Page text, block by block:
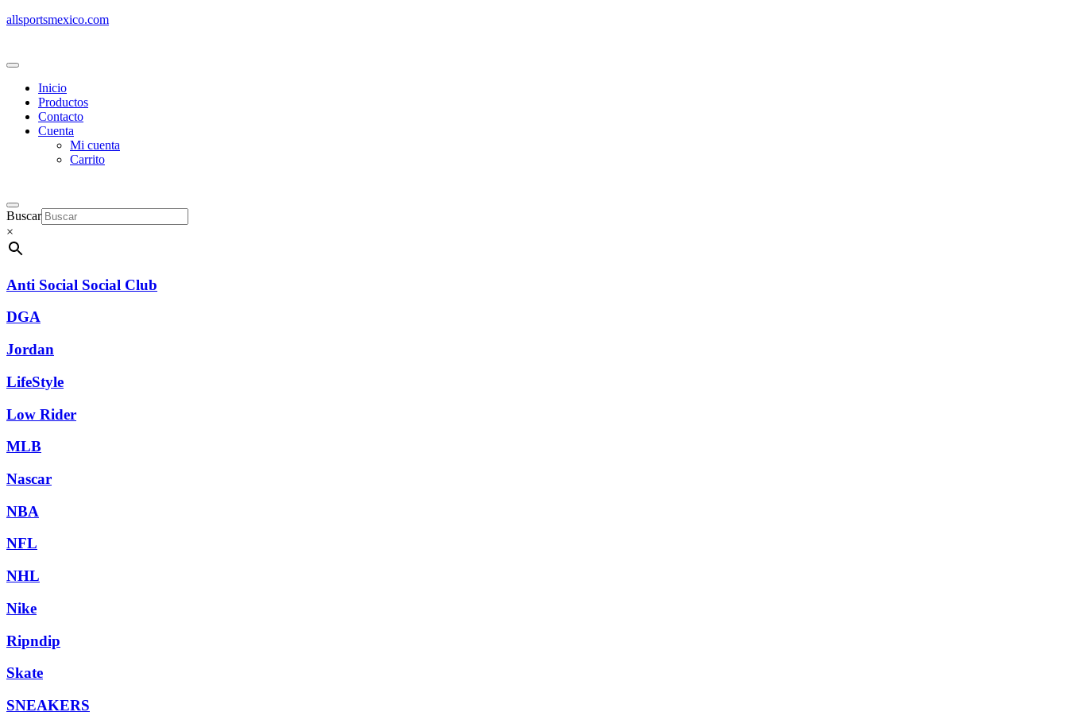
allsportsmexico.com
Inicio
Productos
Contacto
Cuenta
Mi cuenta
Carrito
Buscar
×
Anti Social Social Club
DGA
Jordan
LifeStyle
Low Rider
MLB
Nascar
NBA
NFL
NHL
Nike
Ripndip
Skate
SNEAKERS